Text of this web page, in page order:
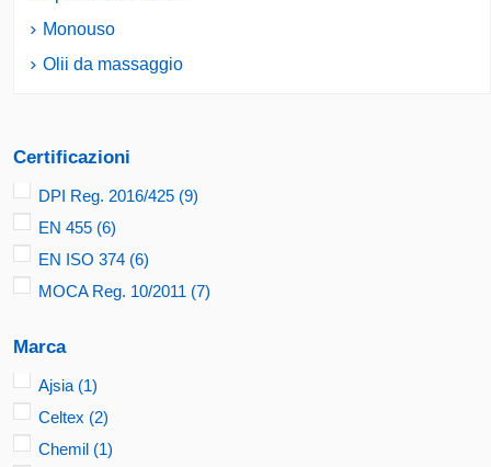
Monouso
Olii da massaggio
Certificazioni
DPI Reg. 2016/425 (9)
EN 455 (6)
EN ISO 374 (6)
MOCA Reg. 10/2011 (7)
Marca
Ajsia (1)
Celtex (2)
Chemil (1)